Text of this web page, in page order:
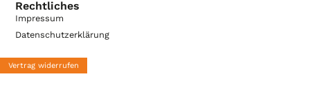
Rechtliches
Impressum
Datenschutzerklärung
Vertrag widerrufen